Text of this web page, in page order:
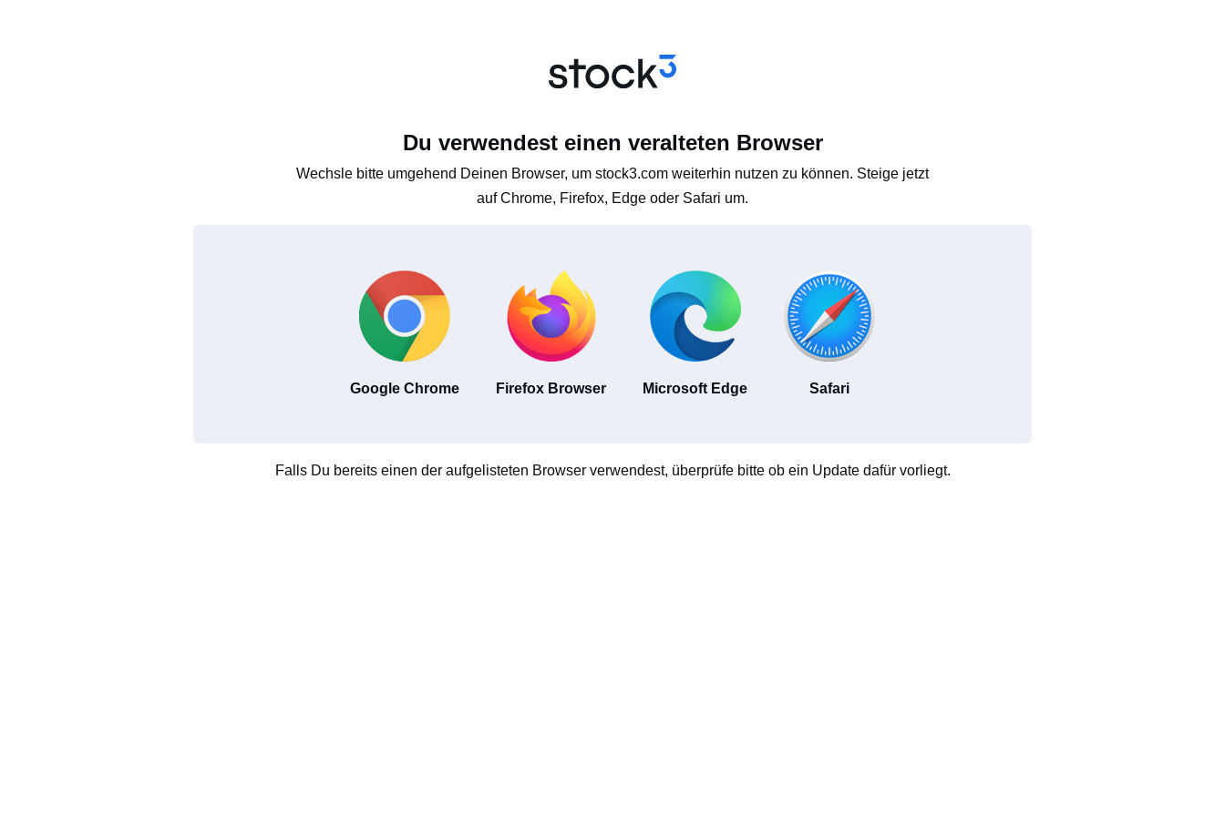
Du verwendest einen veralteten Browser
Wechsle bitte umgehend Deinen Browser, um stock3.com weiterhin nutzen zu können. Steige jetzt
auf Chrome, Firefox, Edge oder Safari um.
Google Chrome Firefox Browser Microsoft Edge Safari
Falls Du bereits einen der aufgelisteten Browser verwendest, überprüfe bitte ob ein Update dafür vorliegt.